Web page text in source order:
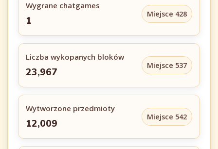
Wygrane chatgames
1
Miejsce 428
Liczba wykopanych bloków
23,967
Miejsce 537
Wytworzone przedmioty
12,009
Miejsce 542